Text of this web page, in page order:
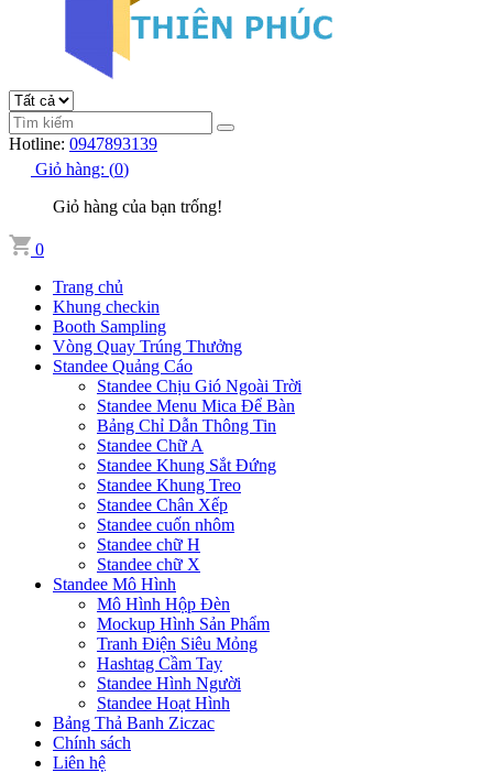
Hotline: 0947893139
Giỏ hàng: (0)
Giỏ hàng của bạn trống!
0
Trang chủ
Khung checkin
Booth Sampling
Vòng Quay Trúng Thưởng
Standee Quảng Cáo
Standee Chịu Gió Ngoài Trời
Standee Menu Mica Để Bàn
Bảng Chỉ Dẫn Thông Tin
Standee Chữ A
Standee Khung Sắt Đứng
Standee Khung Treo
Standee Chân Xếp
Standee cuốn nhôm
Standee chữ H
Standee chữ X
Standee Mô Hình
Mô Hình Hộp Đèn
Mockup Hình Sản Phẩm
Tranh Điện Siêu Mỏng
Hashtag Cầm Tay
Standee Hình Người
Standee Hoạt Hình
Bảng Thả Banh Ziczac
Chính sách
Liên hệ